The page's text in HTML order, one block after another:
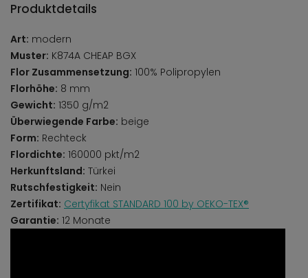
Produktdetails
Art: modern
Muster: K874A CHEAP BGX
Flor Zusammensetzung: 100% Polipropylen
Florhöhe: 8 mm
Gewicht: 1350 g/m2
Überwiegende Farbe: beige
Form: Rechteck
Flordichte: 160000 pkt/m2
Herkunftsland: Türkei
Rutschfestigkeit: Nein
Zertifikat: Certyfikat STANDARD 100 by OEKO-TEX®
Garantie: 12 Monate